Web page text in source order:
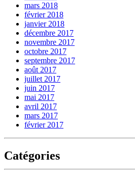
mars 2018
février 2018
janvier 2018
décembre 2017
novembre 2017
octobre 2017
septembre 2017
août 2017
juillet 2017
juin 2017
mai 2017
avril 2017
mars 2017
février 2017
Catégories